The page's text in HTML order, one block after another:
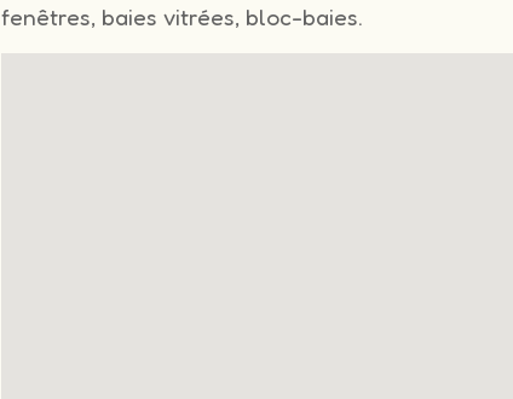
fenêtres, baies vitrées, bloc-baies.